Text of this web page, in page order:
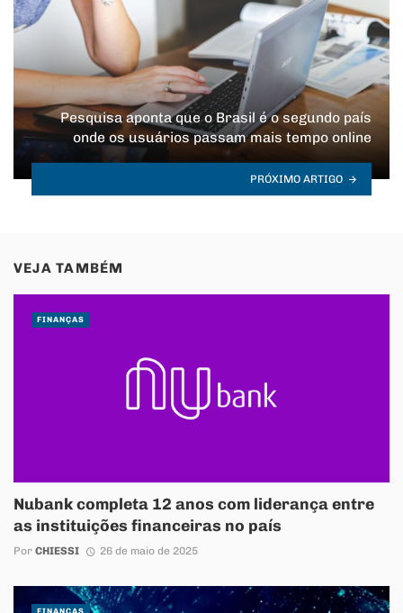
Pesquisa aponta que o Brasil é o segundo país
onde os usuários passam mais tempo online
PRÓXIMO ARTIGO
VEJA TAMBÉM
Nubank completa 12 anos com liderança entre
as instituições financeiras no país
Por CHIESSI 26 de maio de 2025
FINANÇAS
FINANÇAS